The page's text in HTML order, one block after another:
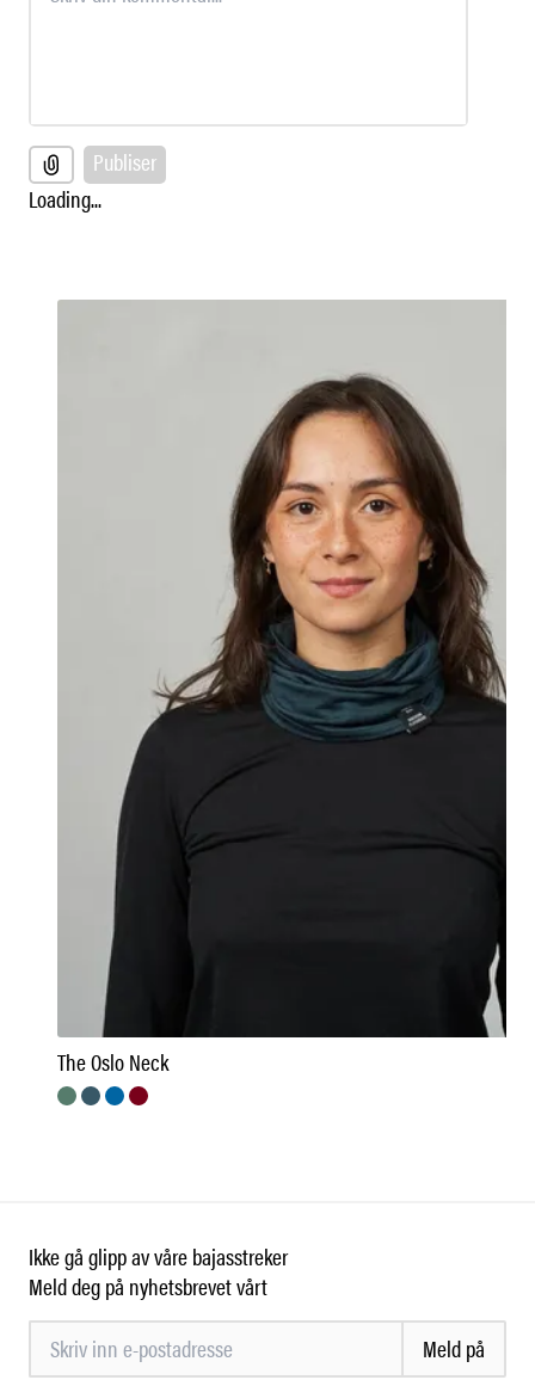
Publiser
Loading...
The Oslo Neck
Ikke gå glipp av våre bajasstreker
Meld deg på nyhetsbrevet vårt
Meld på